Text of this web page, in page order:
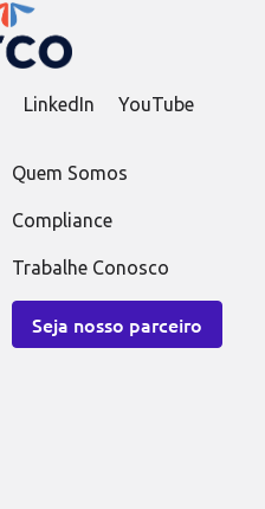
LinkedIn YouTube
Quem Somos
Compliance
Trabalhe Conosco
Seja nosso parceiro